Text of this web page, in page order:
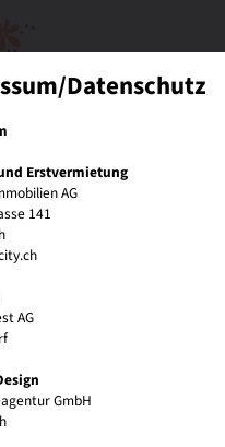
Regensdorf – ein
voller bunter
Datenschutz
Erstvermietung
AG
141
AG
GmbH